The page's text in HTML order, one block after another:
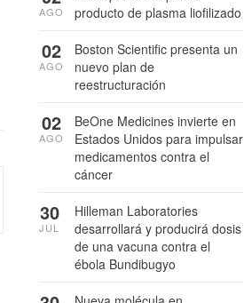
producto de plasma liofilizado
AGO
Boston Scientific presenta un
nuevo plan de
reestructuración
02
AGO
BeOne Medicines invierte en
Estados Unidos para impulsar
medicamentos contra el
cáncer
02
AGO
Hilleman Laboratories
desarrollará y producirá dosis
de una vacuna contra el
ébola Bundibugyo
30
JUL